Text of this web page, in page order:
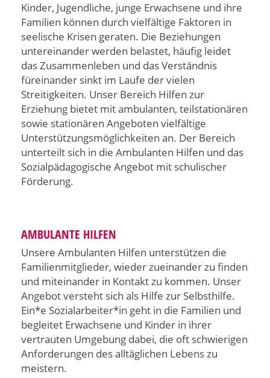
Kinder, Jugendliche, junge Erwachsene und ihre
Familien können durch vielfältige Faktoren in
seelische Krisen geraten. Die Beziehungen
untereinander werden belastet, häufig leidet
das Zusammenleben und das Verständnis
füreinander sinkt im Laufe der vielen
Streitigkeiten. Unser Bereich Hilfen zur
Erziehung bietet mit ambulanten, teilstationären
sowie stationären Angeboten vielfältige
Unterstützungsmöglichkeiten an. Der Bereich
unterteilt sich in die Ambulanten Hilfen und das
Sozialpädagogische Angebot mit schulischer
Förderung.
AMBULANTE HILFEN
Unsere Ambulanten Hilfen unterstützen die
Familienmitglieder, wieder zueinander zu finden
und miteinander in Kontakt zu kommen. Unser
Angebot versteht sich als Hilfe zur Selbsthilfe.
Ein*e Sozialarbeiter*in geht in die Familien und
begleitet Erwachsene und Kinder in ihrer
vertrauten Umgebung dabei, die oft schwierigen
Anforderungen des alltäglichen Lebens zu
meistern.